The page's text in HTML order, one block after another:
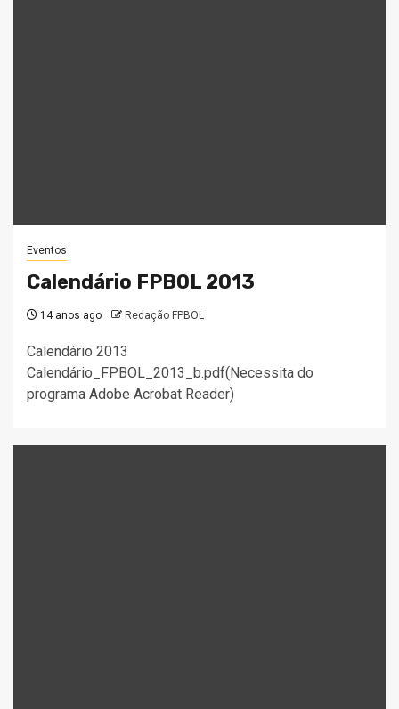
Eventos
Calendário FPBOL 2013
14 anos ago Redação FPBOL
Calendário 2013
Calendário_FPBOL_2013_b.pdf(Necessita do
programa Adobe Acrobat Reader)